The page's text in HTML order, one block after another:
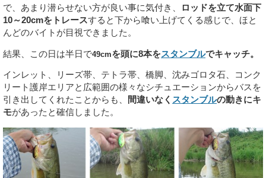
で、あまり潜らせない方が良い事に気付き、
ロッドを立て水面下
10～20cmをトレースすると下から喰い上げてくる感じで、ほと
んどのバイトが目視できました。
結果、この日は半日で49cmを頭に8本をスタンブルでキャッチ。
インレット、リーズ帯、テトラ帯、橋脚、沈みゴロタ石、コンク
リート護岸エリアと広範囲の様々なシチュエーションからバスを
引き出してくれたことからも、
間違いなく スタンブルの動きにキ
モがあったと確信しました。